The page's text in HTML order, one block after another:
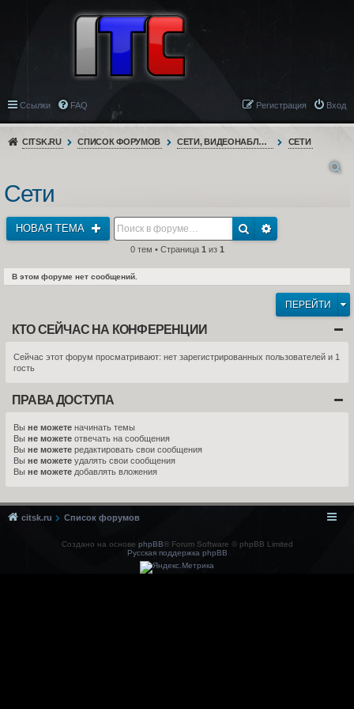
Ссылки FAQ Вход
Регистрация
CITSK.RU СПИСОК ФОРУМОВ СЕТИ, ВИДЕОНАБЛЮДЕНИЕ, ТЕЛЕФОНИЯ СЕТИ
Сети
НОВАЯ ТЕМА
0 тем • Страница 1 из 1
В этом форуме нет сообщений.
ПЕРЕЙТИ
КТО СЕЙЧАС НА КОНФЕРЕНЦИИ
Сейчас этот форум просматривают: нет зарегистрированных пользователей и 1
гость
ПРАВА ДОСТУПА
Вы не можете начинать темы
Вы не можете отвечать на сообщения
Вы не можете редактировать свои сообщения
Вы не можете удалять свои сообщения
Вы не можете добавлять вложения
citsk.ru Список форумов
Создано на основе phpBB® Forum Software © phpBB Limited
Русская поддержка phpBB